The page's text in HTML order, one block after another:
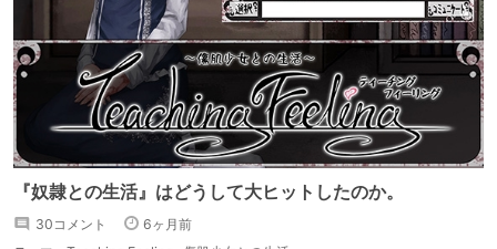
『奴隷との生活』はどうして大ヒットしたのか。
30コメント
6ヶ月前